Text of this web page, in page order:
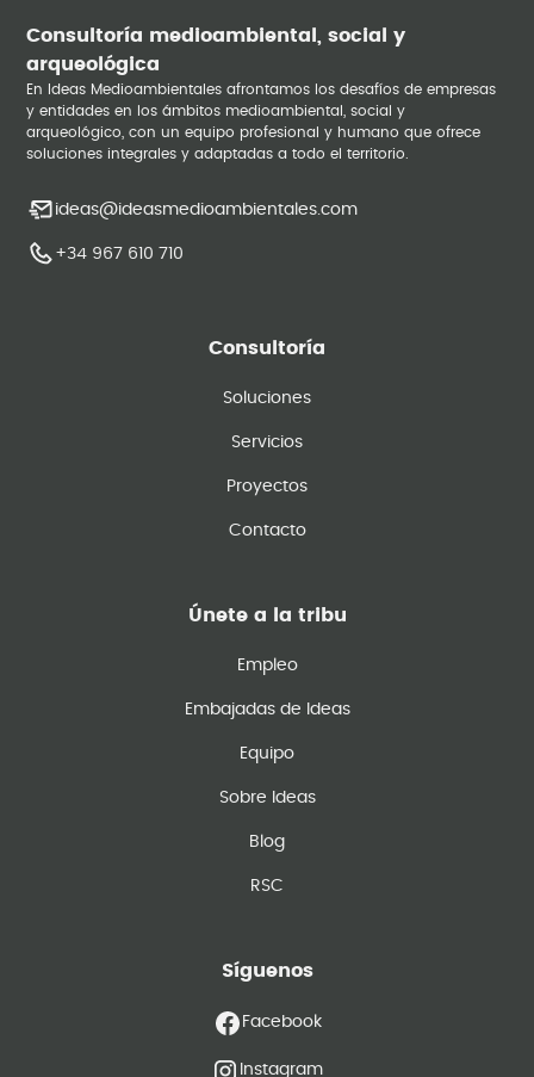
Consultoría medioambiental, social y
arqueológica
En Ideas Medioambientales afrontamos los desafíos de empresas
y entidades en los ámbitos medioambiental, social y
arqueológico, con un equipo profesional y humano que ofrece
soluciones integrales y adaptadas a todo el territorio.
ideas@ideasmedioambientales.com
+34 967 610 710
Consultoría
Soluciones
Servicios
Proyectos
Contacto
Únete a la tribu
Empleo
Embajadas de Ideas
Equipo
Sobre Ideas
Blog
RSC
Síguenos
Facebook
Instagram